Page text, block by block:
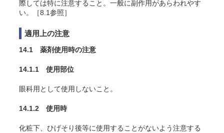
際しては特に注意すること。一般に副作用があらわれやす
い。［8.1参照］
適用上の注意
14.1 薬剤使用時の注意
14.1.1 使用部位
眼科用として使用しないこと。
14.1.2 使用時
化粧下、ひげそり後等に使用することがないよう注意する